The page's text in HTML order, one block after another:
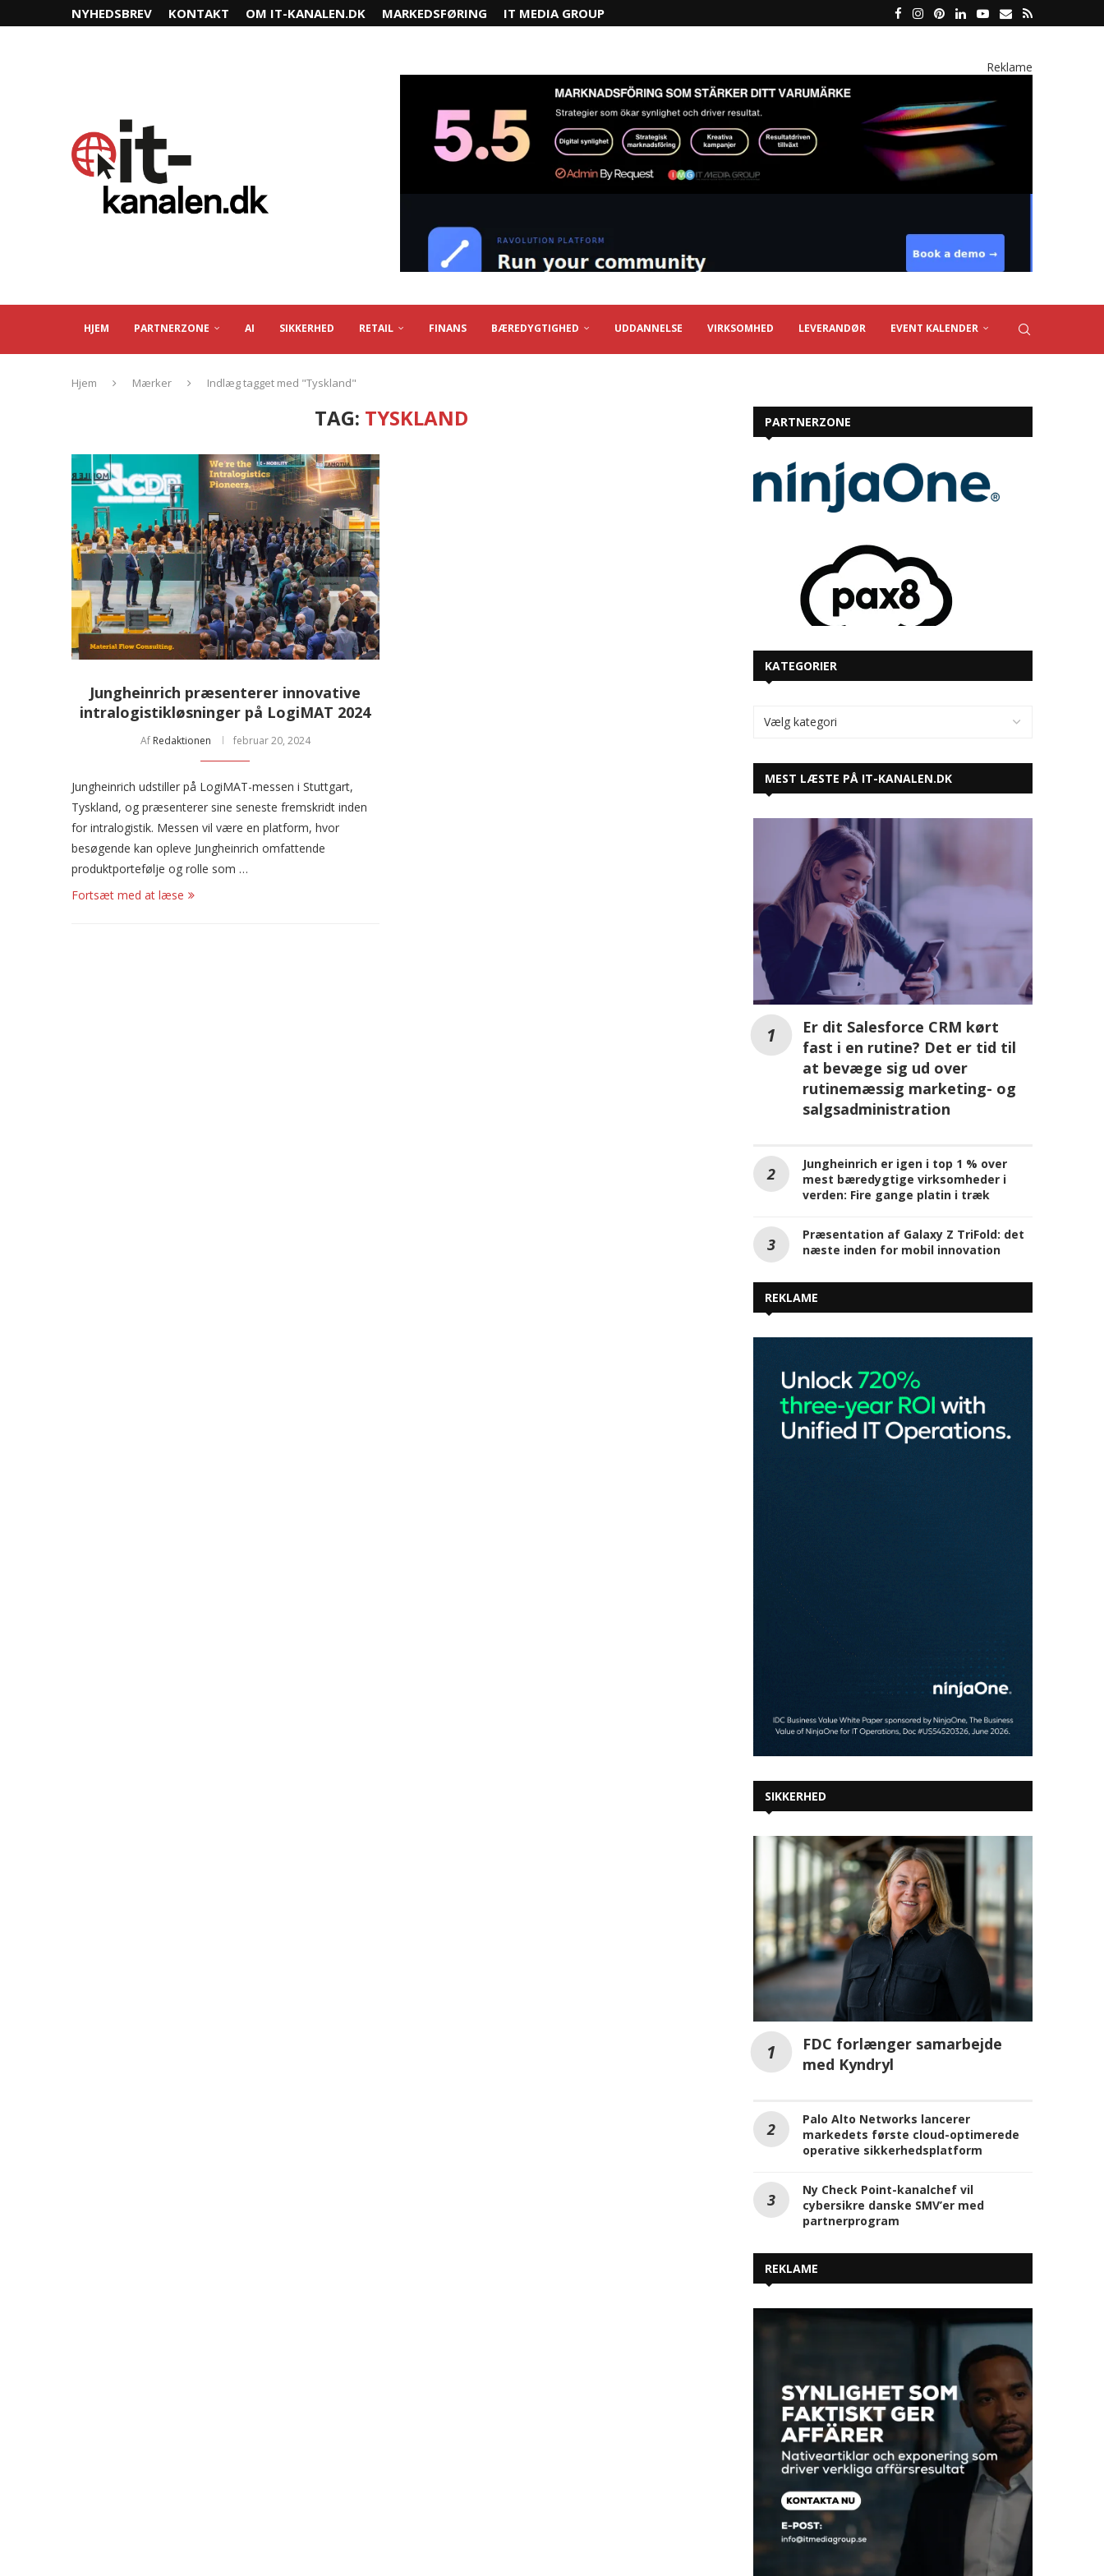
NYHEDSBREV KONTAKT OM IT-KANALEN.DK MARKEDSFØRING IT MEDIA GROUP
Reklame
HJEM PARTNERZONE AI SIKKERHED RETAIL FINANS BÆREDYGTIGHED UDDANNELSE VIRKSOMHED LEVERANDØR EVENT KALENDER
Hjem Mærker Indlæg tagget med "Tyskland"
TAG: TYSKLAND
Jungheinrich præsenterer innovative
intralogistikløsninger på LogiMAT 2024
Af Redaktionen februar 20, 2024
Jungheinrich udstiller på LogiMAT-messen i Stuttgart,
Tyskland, og præsenterer sine seneste fremskridt inden
for intralogistik. Messen vil være en platform, hvor
besøgende kan opleve Jungheinrich omfattende
produktportefølje og rolle som …
Fortsæt med at læse
PARTNERZONE
KATEGORIER
MEST LÆSTE PÅ IT-KANALEN.DK
Er dit Salesforce CRM kørt
fast i en rutine? Det er tid til
at bevæge sig ud over
rutinemæssig marketing- og
salgsadministration
Jungheinrich er igen i top 1 % over
mest bæredygtige virksomheder i
verden: Fire gange platin i træk
Præsentation af Galaxy Z TriFold: det
næste inden for mobil innovation
REKLAME
SIKKERHED
FDC forlænger samarbejde
med Kyndryl
Palo Alto Networks lancerer
markedets første cloud-optimerede
operative sikkerhedsplatform
Ny Check Point-kanalchef vil
cybersikre danske SMV’er med
partnerprogram
REKLAME